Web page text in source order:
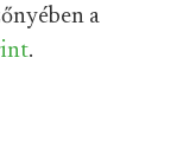
a
.